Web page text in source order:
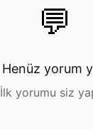
💬
Henüz yorum
İlk yorumu siz